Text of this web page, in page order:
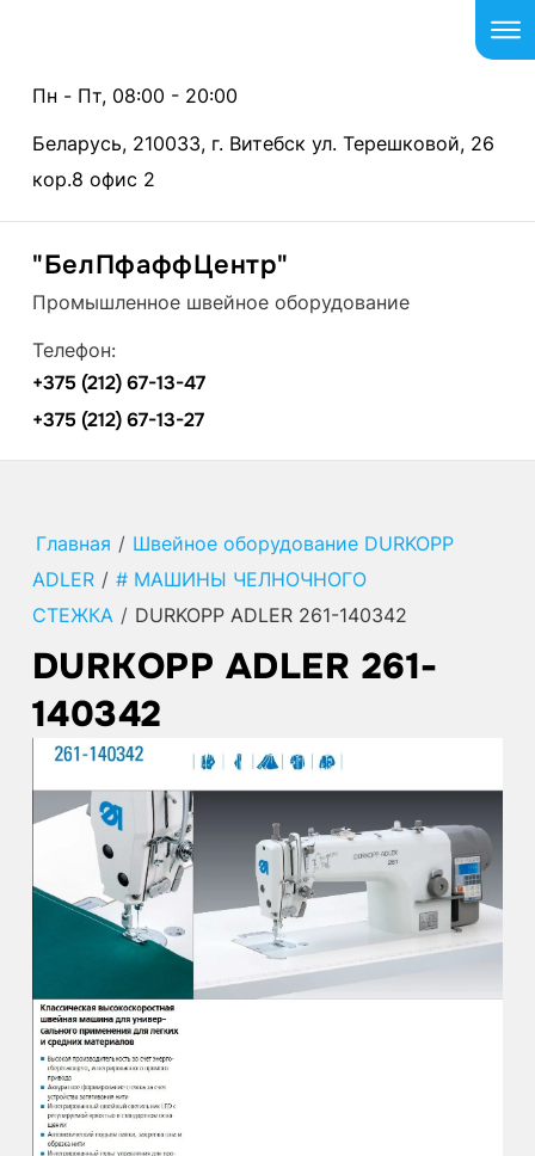
Пн - Пт, 08:00 - 20:00
Беларусь, 210033, г. Витебск ул. Терешковой, 26
кор.8 офис 2
"БелПфаффЦентр"
Промышленное швейное оборудование
Телефон:
+375 (212) 67-13-47
+375 (212) 67-13-27
Главная / Швейное оборудование DURKOPP
ADLER / # МАШИНЫ ЧЕЛНОЧНОГО
СТЕЖКА / DURKOPP ADLER 261-140342
DURKOPP ADLER 261-
140342